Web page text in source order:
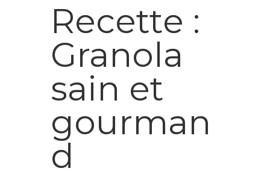
Recette :
Granola
sain et
gourman
d